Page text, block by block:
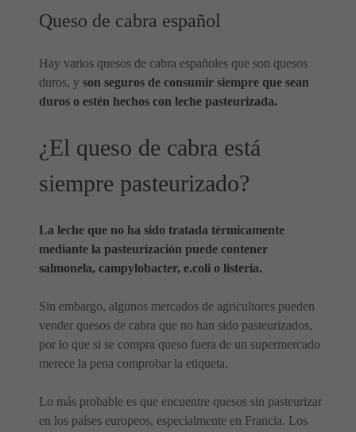
Queso de cabra español
Hay varios quesos de cabra españoles que son quesos
duros, y son seguros de consumir siempre que sean
duros o estén hechos con leche pasteurizada.
¿El queso de cabra está
siempre pasteurizado?
La leche que no ha sido tratada térmicamente
mediante la pasteurización puede contener
salmonela, campylobacter, e.coli o listeria.
Sin embargo, algunos mercados de agricultores pueden
vender quesos de cabra que no han sido pasteurizados,
por lo que si se compra queso fuera de un supermercado
merece la pena comprobar la etiqueta.
Lo más probable es que encuentre quesos sin pasteurizar
en los países europeos, especialmente en Francia. Los